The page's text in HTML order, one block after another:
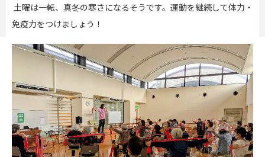
土曜は一転、真冬の寒さになるそうです。運動を継続して体力・
免疫力をつけましょう！